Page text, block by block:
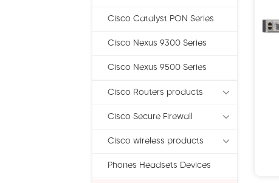
Cisco Catalyst PON Series
Cisco Nexus 9300 Series
Cisco Nexus 9500 Series
Cisco Routers products
Cisco Secure Firewall
Cisco wireless products
Phones Headsets Devices